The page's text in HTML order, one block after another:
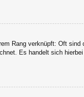
Rang verknüpft: Oft
Es handelt sich